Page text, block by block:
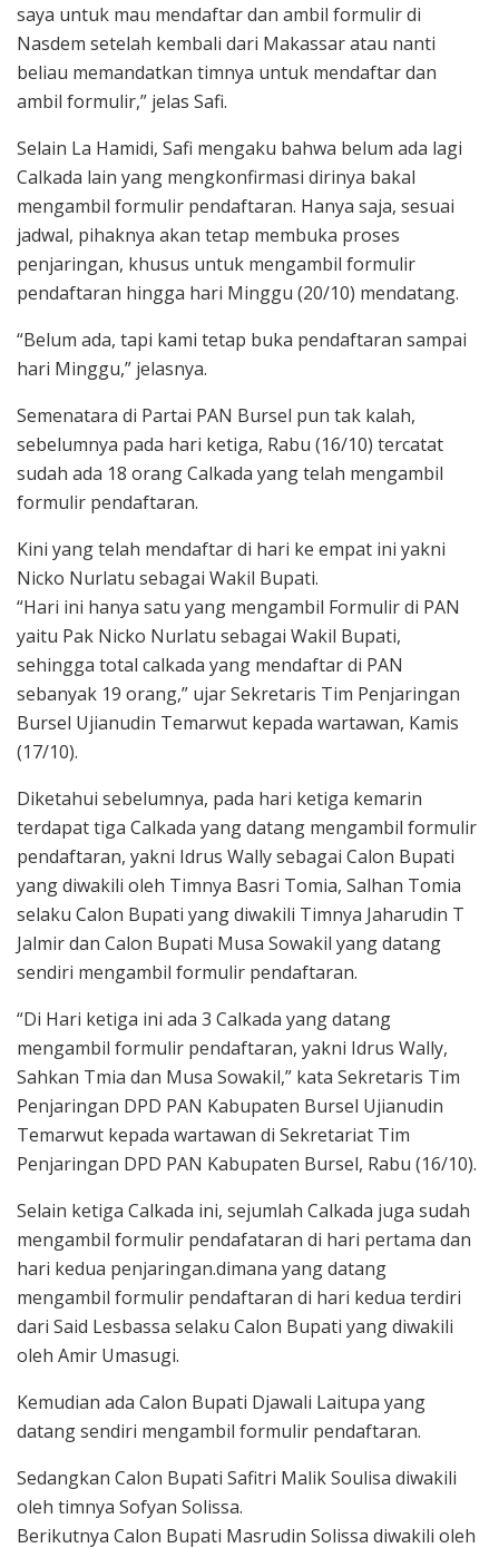
saya untuk mau mendaftar dan ambil formulir di
Nasdem setelah kembali dari Makassar atau nanti
beliau memandatkan timnya untuk mendaftar dan
ambil formulir,” jelas Safi.
Selain La Hamidi, Safi mengaku bahwa belum ada lagi
Calkada lain yang mengkonfirmasi dirinya bakal
mengambil formulir pendaftaran. Hanya saja, sesuai
jadwal, pihaknya akan tetap membuka proses
penjaringan, khusus untuk mengambil formulir
pendaftaran hingga hari Minggu (20/10) mendatang.
“Belum ada, tapi kami tetap buka pendaftaran sampai
hari Minggu,” jelasnya.
Semenatara di Partai PAN Bursel pun tak kalah,
sebelumnya pada hari ketiga, Rabu (16/10) tercatat
sudah ada 18 orang Calkada yang telah mengambil
formulir pendaftaran.
Kini yang telah mendaftar di hari ke empat ini yakni
Nicko Nurlatu sebagai Wakil Bupati.
“Hari ini hanya satu yang mengambil Formulir di PAN
yaitu Pak Nicko Nurlatu sebagai Wakil Bupati,
sehingga total calkada yang mendaftar di PAN
sebanyak 19 orang,” ujar Sekretaris Tim Penjaringan
Bursel Ujianudin Temarwut kepada wartawan, Kamis
(17/10).
Diketahui sebelumnya, pada hari ketiga kemarin
terdapat tiga Calkada yang datang mengambil formulir
pendaftaran, yakni Idrus Wally sebagai Calon Bupati
yang diwakili oleh Timnya Basri Tomia, Salhan Tomia
selaku Calon Bupati yang diwakili Timnya Jaharudin T
Jalmir dan Calon Bupati Musa Sowakil yang datang
sendiri mengambil formulir pendaftaran.
“Di Hari ketiga ini ada 3 Calkada yang datang
mengambil formulir pendaftaran, yakni Idrus Wally,
Sahkan Tmia dan Musa Sowakil,” kata Sekretaris Tim
Penjaringan DPD PAN Kabupaten Bursel Ujianudin
Temarwut kepada wartawan di Sekretariat Tim
Penjaringan DPD PAN Kabupaten Bursel, Rabu (16/10).
Selain ketiga Calkada ini, sejumlah Calkada juga sudah
mengambil formulir pendafataran di hari pertama dan
hari kedua penjaringan.dimana yang datang
mengambil formulir pendaftaran di hari kedua terdiri
dari Said Lesbassa selaku Calon Bupati yang diwakili
oleh Amir Umasugi.
Kemudian ada Calon Bupati Djawali Laitupa yang
datang sendiri mengambil formulir pendaftaran.
Sedangkan Calon Bupati Safitri Malik Soulisa diwakili
oleh timnya Sofyan Solissa.
Berikutnya Calon Bupati Masrudin Solissa diwakili oleh